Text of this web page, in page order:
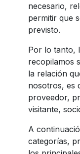
necesario,
permitir que
previsto.
Por lo tanto,
recopilamos
la relación
nosotros, es
proveedor,
visitante,
A
categorías,